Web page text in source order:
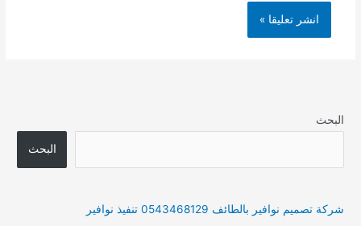
البحث
البحث
شركة تصميم نوافير بالطائف 0543468129 تنفيذ نوافير